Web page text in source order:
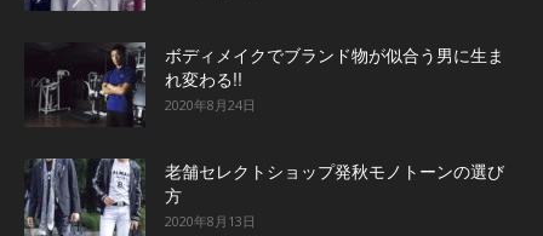
ボディメイクでブランド物が似合う男に生ま
れ変わる!!
2020年8月24日
老舗セレクトショップ発秋モノトーンの選び
方
2020年8月13日